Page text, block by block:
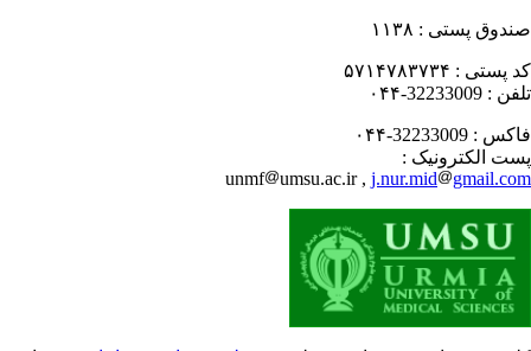
پستی : ۱۱۳۸
پستی : ۵۷۱۴۷۸۳۷۳۴
: 32233009-۰۴۴
: 32233009-۰۴۴
الکترونیک :
unmf
umsu.ac.ir ,j.nur.mid